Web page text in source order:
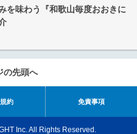
を味わう『和歌山毎度おおきに
の先頭へ
約 免責事項
Inc. All Rights Reserved.